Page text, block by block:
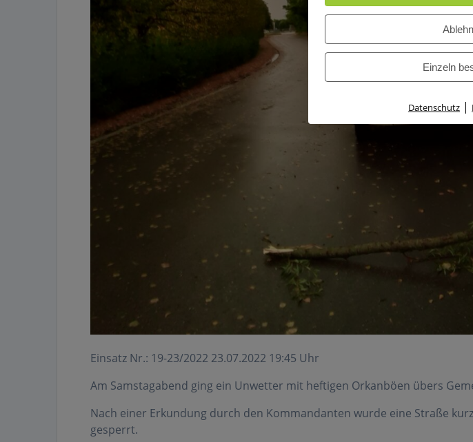
Einsatz Nr.: 19-23/2022 23.07.2022 19:45 Uhr
Am Samstagabend ging ein Unwetter mit heftigen Orkanböen übers
Nach einer Erkundung durch den Kommandanten wurde eine Straße
gesperrt.
Einzeln
Datenschutz |